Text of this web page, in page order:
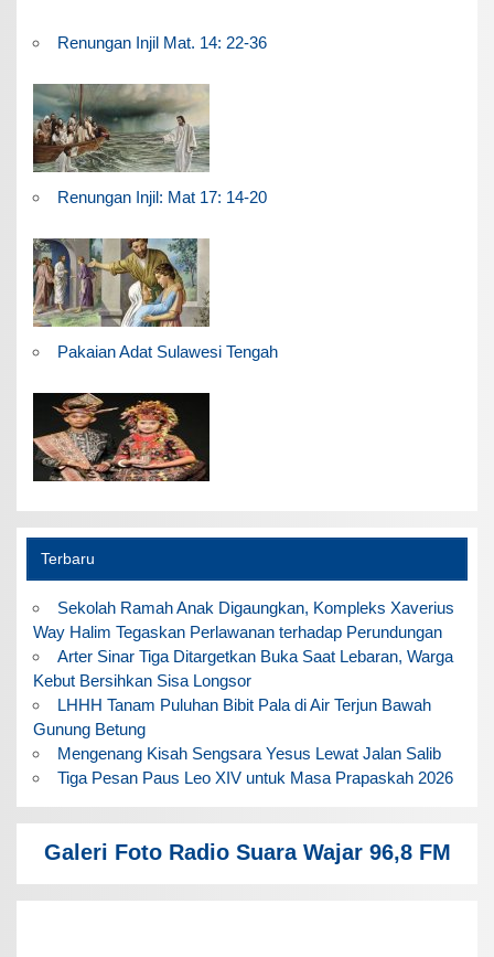
Renungan Injil Mat. 14: 22-36
Renungan Injil: Mat 17: 14-20
Pakaian Adat Sulawesi Tengah
Terbaru
Sekolah Ramah Anak Digaungkan, Kompleks Xaverius
Way Halim Tegaskan Perlawanan terhadap Perundungan
Arter Sinar Tiga Ditargetkan Buka Saat Lebaran, Warga
Kebut Bersihkan Sisa Longsor
LHHH Tanam Puluhan Bibit Pala di Air Terjun Bawah
Gunung Betung
Mengenang Kisah Sengsara Yesus Lewat Jalan Salib
Tiga Pesan Paus Leo XIV untuk Masa Prapaskah 2026
Galeri Foto Radio Suara Wajar 96,8 FM